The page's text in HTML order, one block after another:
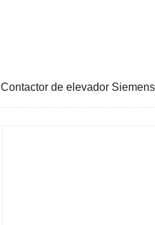
Contactor de elevador